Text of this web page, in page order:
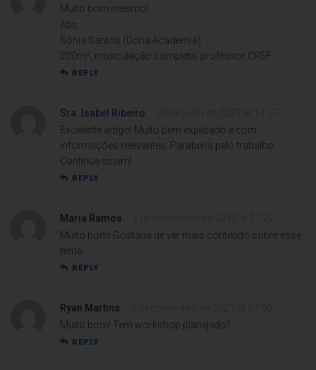
Muito bom mesmo!
Abs,
Sônia Santos (Dona Academia)
200m², musculação completa, professor CREF
REPLY
Sra. Isabel Ribeiro
Excelente artigo! Muito bem explicado e com
informações relevantes. Parabéns pelo trabalho.
Continue assim!
REPLY
Maria Ramos
Muito bom! Gostaria de ver mais conteúdo sobre esse
tema.
REPLY
Ryan Martins
Muito bom! Tem workshop planejado?
REPLY